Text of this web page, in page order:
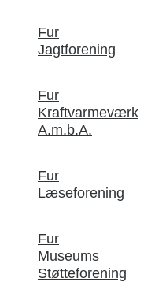
Fur
Jagtforening
Fur
Kraftvarmeværk
A.m.b.A.
Fur
Læseforening
Fur
Museums
Støtteforening